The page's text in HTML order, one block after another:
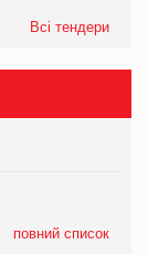
Всі тендери
повний список